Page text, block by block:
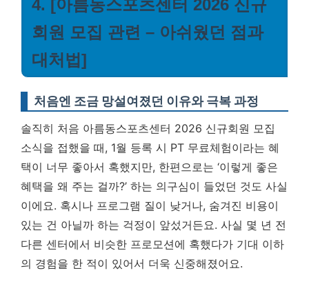
4. [아름동스포츠센터 2026 신규
회원 모집 관련 – 아쉬웠던 점과
대처법]
처음엔 조금 망설여졌던 이유와 극복 과정
솔직히 처음 아름동스포츠센터 2026 신규회원 모집
소식을 접했을 때, 1월 등록 시 PT 무료체험이라는 혜
택이 너무 좋아서 혹했지만, 한편으로는 ‘이렇게 좋은
혜택을 왜 주는 걸까?’ 하는 의구심이 들었던 것도 사실
이에요. 혹시나 프로그램 질이 낮거나, 숨겨진 비용이
있는 건 아닐까 하는 걱정이 앞섰거든요. 사실 몇 년 전
다른 센터에서 비슷한 프로모션에 혹했다가 기대 이하
의 경험을 한 적이 있어서 더욱 신중해졌어요.